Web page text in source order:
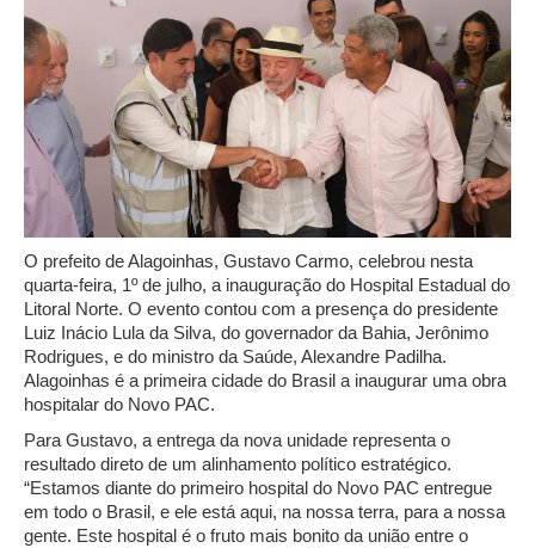
O prefeito de Alagoinhas, Gustavo Carmo, celebrou nesta
quarta-feira, 1º de julho, a inauguração do Hospital Estadual do
Litoral Norte. O evento contou com a presença do presidente
Luiz Inácio Lula da Silva, do governador da Bahia, Jerônimo
Rodrigues, e do ministro da Saúde, Alexandre Padilha.
Alagoinhas é a primeira cidade do Brasil a inaugurar uma obra
hospitalar do Novo PAC.
Para Gustavo, a entrega da nova unidade representa o
resultado direto de um alinhamento político estratégico.
“Estamos diante do primeiro hospital do Novo PAC entregue
em todo o Brasil, e ele está aqui, na nossa terra, para a nossa
gente. Este hospital é o fruto mais bonito da união entre o